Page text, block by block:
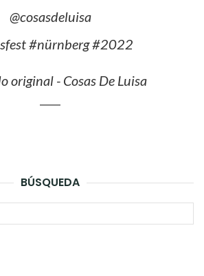
@cosasdeluisa
#nürnberg#2022
original - Cosas De Luisa
BÚSQUEDA